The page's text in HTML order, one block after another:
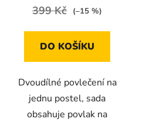
399 Kč (–15 %)
DO KOŠÍKU
Dvoudílné povlečení na
jednu postel, sada
obsahuje povlak na